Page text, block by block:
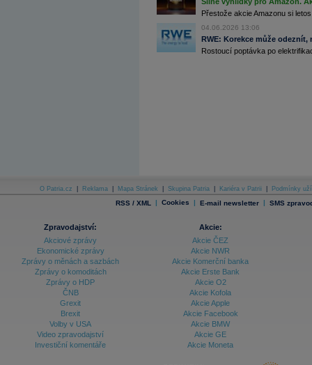
Databanka - Ceny
Databanka - Indexy
Databanka - Měnové kurzy
Databanka - Trh práce
Databanka - Úrokové sazby
Databanka - Veřejné rozpočty
Databanka - Zahraniční obchod a platební
Přestože akcie Amazonu si
04.06.2026 13:06
RWE: Korekce může
Rostoucí poptávka po
O Patria.cz Reklama Mapa Stránek Skupina Patria Kariéra v Patrii Podmínky
RSS / XML | Cookies | E-mail newsletter | SMS
Zpravodajství:
Akciové zprávy
Ekonomické zprávy
Zprávy o měnách a sazbách
Zprávy o komoditách
Zprávy o HDP
ČNB
Grexit
Brexit
Volby v USA
Video zpravodajství
Investiční komentáře
Akcie:
Akcie ČEZ
Akcie NWR
Akcie Komerční banka
Akcie Erste Bank
Akcie O2
Akcie Kofola
Akcie Apple
Akcie Facebook
Akcie BMW
Akcie GE
Akcie Moneta